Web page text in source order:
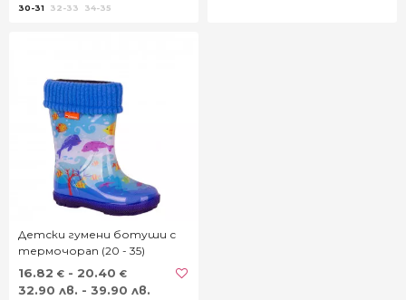
30-31
32-33 34-35
Детски гумени ботуши с
термочорап (20 - 35)
16.82 € - 20.40 €
32.90 лв. - 39.90 лв.